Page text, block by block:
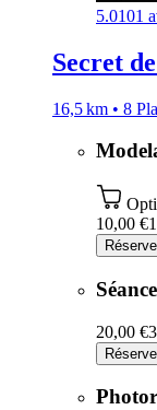
5.0101
Secret
16,5 km • 8
10,00 €
20,00 €